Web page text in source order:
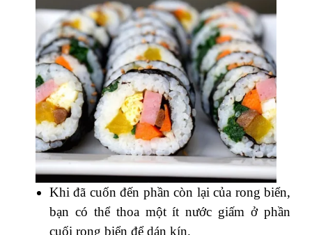
Khi đã cuốn đến phần còn lại của rong biển,
bạn có thể thoa một ít nước giấm ở phần
cuối rong biển để dán kín.